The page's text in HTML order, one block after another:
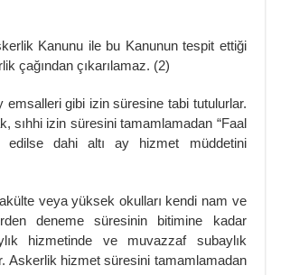
Kanunu ile bu Kanunun tespit ettiği
çağından çıkarılamaz. (2)
gibi izin süresine tabi tutulurlar.
sıhhi izin süresini tamamlamadan “Faal
edilse dahi altı ay hizmet müddetini
veya yüksek okulları kendi nam ve
deneme süresinin bitimine kadar
hizmetinde ve muvazzaf subaylık
Askerlik hizmet süresini tamamlamadan